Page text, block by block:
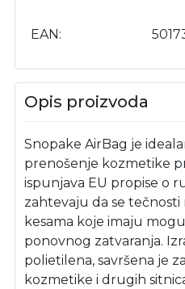
EAN
Opis proizvoda
Snopake AirBag je
prenošenje kozmetike
ispunjava EU propise o
zahtevaju da se
kesama koje imaju
ponovnog zatvaranja.
polietilena, savršena je
kozmetike i drugih